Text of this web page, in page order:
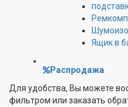
Ящик в
Распродажа
Для удобства, Вы можете
фильтром или заказать